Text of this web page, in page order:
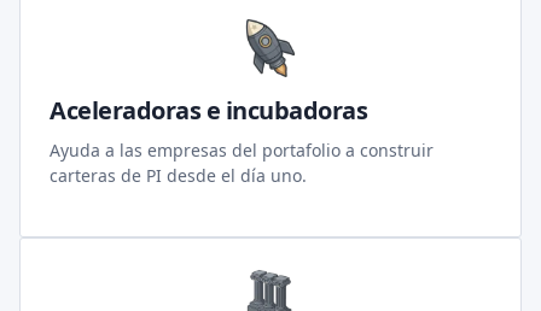
Aceleradoras e incubadoras
Ayuda a las empresas del portafolio a construir
carteras de PI desde el día uno.